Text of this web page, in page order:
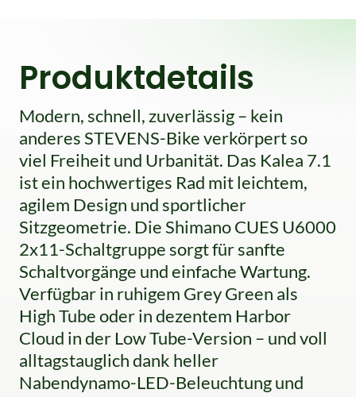
Produktdetails
Modern, schnell, zuverlässig – kein
anderes STEVENS-Bike verkörpert so
viel Freiheit und Urbanität. Das Kalea 7.1
ist ein hochwertiges Rad mit leichtem,
agilem Design und sportlicher
Sitzgeometrie. Die Shimano CUES U6000
2x11-Schaltgruppe sorgt für sanfte
Schaltvorgänge und einfache Wartung.
Verfügbar in ruhigem Grey Green als
High Tube oder in dezentem Harbor
Cloud in der Low Tube-Version – und voll
alltagstauglich dank heller
Nabendynamo-LED-Beleuchtung und